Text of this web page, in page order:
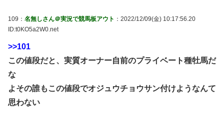
109： 名無しさん＠実況で競馬板アウト ：2022/12/09(金) 10:17:56.20
ID:t0KO5a2W0.net
>>101
この値段だと、実質オーナー自前のプライベート種牡馬だ
な
よその誰もこの値段でオジュウチョウサン付けようなんて
思わない